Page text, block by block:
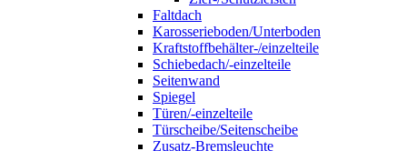
Faltdach
Karosserieboden/Unterboden
Kraftstoffbehälter-/einzelteile
Schiebedach/-einzelteile
Seitenwand
Spiegel
Türen/-einzelteile
Türscheibe/Seitenscheibe
Zusatz-Bremsleuchte